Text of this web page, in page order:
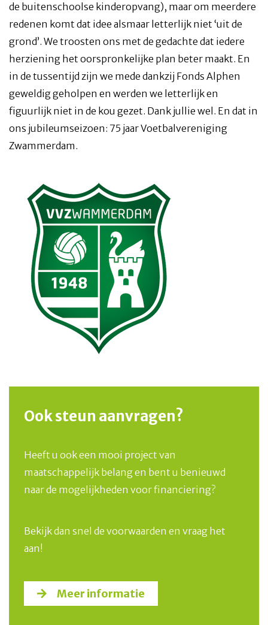
de buitenschoolse kinderopvang), maar om meerdere
redenen komt dat idee alsmaar letterlijk niet ‘uit de
grond’. We troosten ons met de gedachte dat iedere
herziening het oorspronkelijke plan beter maakt. En
in de tussentijd zijn we mede dankzij Fonds Alphen
geweldig geholpen en werden we letterlijk en
figuurlijk niet in de kou gezet. Dank jullie wel. En dat in
ons jubileumseizoen: 75 jaar Voetbalvereniging
Zwammerdam.
Ook steun aanvragen?
Heeft u ook een mooi project van
maatschappelijk belang en bent u benieuwd
naar de mogelijkheden voor financiering?
Bekijk dan snel de voorwaarden en vraag het
aan!
Meer informatie